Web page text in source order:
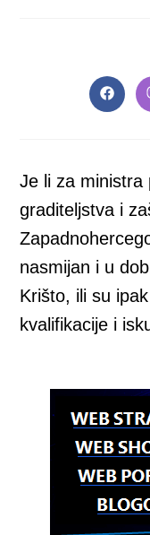
Opens
in
Je li za ministra
graditeljstva i
nasmijan i u
Krišto, ili su
kvalifikacije i